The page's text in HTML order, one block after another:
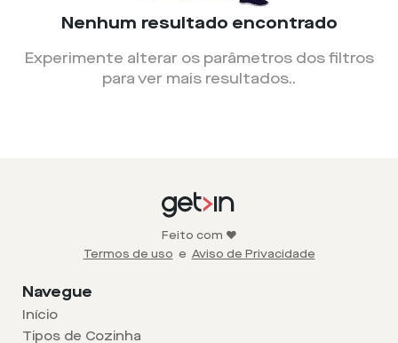
Nenhum resultado encontrado
Experimente alterar os parâmetros dos filtros
para ver mais resultados..
Feito com ❤️
Termos de uso e Aviso de Privacidade
Navegue
Início
Tipos de Cozinha